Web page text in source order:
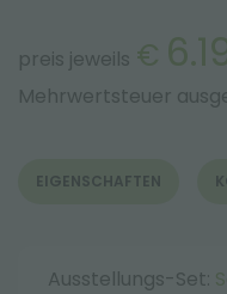
preis jeweils €
Mehrwertsteuer
EIGENSCHAFTEN
Ausstellungs-Set: